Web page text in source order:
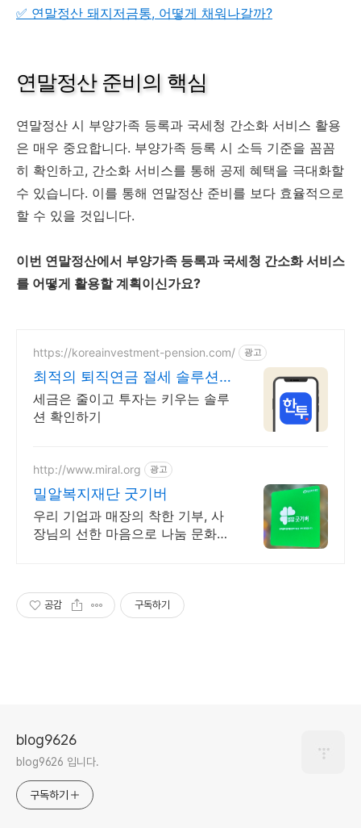
✅ 연말정산 돼지저금통, 어떻게 채워나갈까?
연말정산 준비의 핵심
연말정산 시 부양가족 등록과 국세청 간소화 서비스 활용
은 매우 중요합니다. 부양가족 등록 시 소득 기준을 꼼꼼
히 확인하고, 간소화 서비스를 통해 공제 혜택을 극대화할
수 있습니다. 이를 통해 연말정산 준비를 보다 효율적으로
할 수 있을 것입니다.
이번 연말정산에서 부양가족 등록과 국세청 간소화 서비스
를 어떻게 활용할 계획이신가요?
https://koreainvestment-pension.com/ 광고
최적의 퇴직연금 절세 솔루션
쉽고 빠른 계좌 개설
세금은 줄이고 투자는 키우는 솔루
션 확인하기
http://www.miral.org 광고
밀알복지재단 굿기버
우리 기업과 매장의 착한 기부, 사
장님의 선한 마음으로 나눔 문화를
공감 구독하기
blog9626
blog9626 입니다.
구독하기